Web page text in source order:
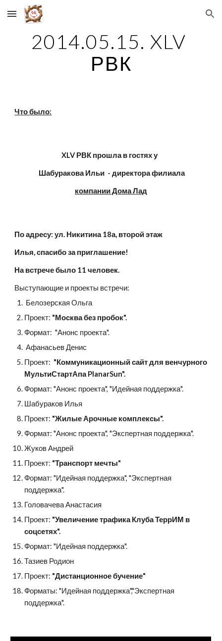
Skip to main content Skip to navigation
2014.05.15. XLV
РВК
Что было:
XLV РВК прошла в гостях у
Шабуракова Ильи  - директора филиала
компании Дома Лад
По адресу: ул. Никитина 18а, второй этаж
Илья, спасибо за приглашение!
На встрече было 11 человек.
Выступающие и проекты встречи:
Белозерская Ольга
Проект: "Москва без пробок".
Формат:  "Анонс проекта".
Афанасьев Денис
Проект: "Коммуникационный сайт для венчурного
МультиСтартАпа PlanarSun".
Формат: "Анонс проекта", "Идейная поддержка".
Шабураков Илья
Проект: "Жилые Арочные комплексы".
Формат: "Анонс проекта", "Экспертная поддержка".
Жуков Андрей
Проект: "Транспорт мечты"
Формат: "Идейная поддержка", "Экспертная
поддержка".
Головачева Анастасия
Проект: "Увеличение трафика Клуба ТеррИМ в
соцсетях".
Формат: "Идейная поддержка".
Тазиев Родион
Проект: "Дистанционное бучение"
Форматы: "Идейная поддержка","Экспертная
поддержка".